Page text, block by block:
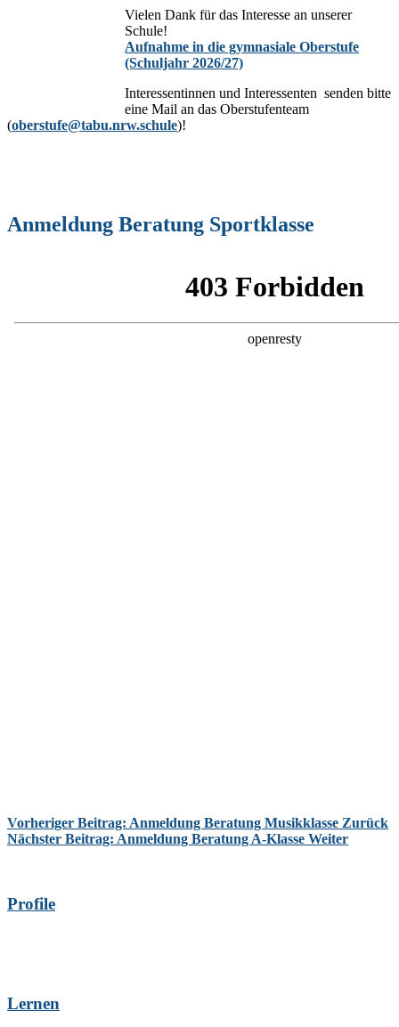
Vielen Dank für das Interesse an unserer
Schule!
Aufnahme in die gymnasiale Oberstufe
(Schuljahr 2026/27)
Interessentinnen und Interessenten senden bitte
eine Mail an das Oberstufenteam
(oberstufe@tabu.nrw.schule)!
Anmeldung Beratung Sportklasse
Vorheriger Beitrag: Anmeldung Beratung Musikklasse Zurück
Nächster Beitrag: Anmeldung Beratung A-Klasse Weiter
Profile
Lernen